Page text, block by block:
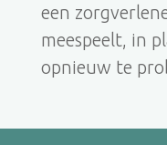
een
meespeelt, in
opnieuw te